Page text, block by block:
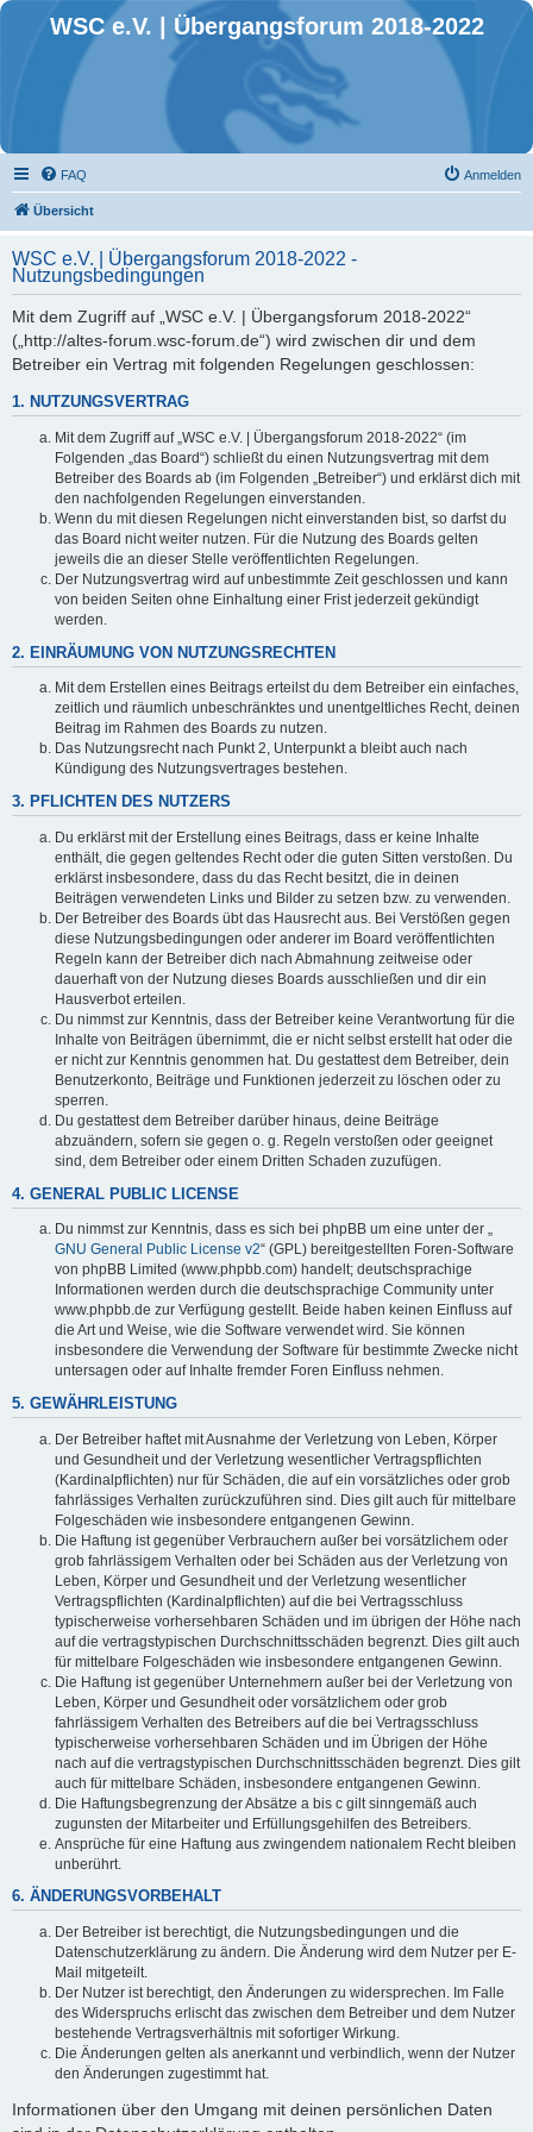
WSC e.V. | Übergangsforum 2018-2022
FAQ Anmelden
Übersicht
WSC e.V. | Übergangsforum 2018-2022 -
Nutzungsbedingungen
Mit dem Zugriff auf „WSC e.V. | Übergangsforum 2018-2022“
(„http://altes-forum.wsc-forum.de“) wird zwischen dir und dem
Betreiber ein Vertrag mit folgenden Regelungen geschlossen:
1. NUTZUNGSVERTRAG
Mit dem Zugriff auf „WSC e.V. | Übergangsforum 2018-2022“ (im
Folgenden „das Board“) schließt du einen Nutzungsvertrag mit dem
Betreiber des Boards ab (im Folgenden „Betreiber“) und erklärst dich mit
den nachfolgenden Regelungen einverstanden.
Wenn du mit diesen Regelungen nicht einverstanden bist, so darfst du
das Board nicht weiter nutzen. Für die Nutzung des Boards gelten
jeweils die an dieser Stelle veröffentlichten Regelungen.
Der Nutzungsvertrag wird auf unbestimmte Zeit geschlossen und kann
von beiden Seiten ohne Einhaltung einer Frist jederzeit gekündigt
werden.
2. EINRÄUMUNG VON NUTZUNGSRECHTEN
Mit dem Erstellen eines Beitrags erteilst du dem Betreiber ein einfaches,
zeitlich und räumlich unbeschränktes und unentgeltliches Recht, deinen
Beitrag im Rahmen des Boards zu nutzen.
Das Nutzungsrecht nach Punkt 2, Unterpunkt a bleibt auch nach
Kündigung des Nutzungsvertrages bestehen.
3. PFLICHTEN DES NUTZERS
Du erklärst mit der Erstellung eines Beitrags, dass er keine Inhalte
enthält, die gegen geltendes Recht oder die guten Sitten verstoßen. Du
erklärst insbesondere, dass du das Recht besitzt, die in deinen
Beiträgen verwendeten Links und Bilder zu setzen bzw. zu verwenden.
Der Betreiber des Boards übt das Hausrecht aus. Bei Verstößen gegen
diese Nutzungsbedingungen oder anderer im Board veröffentlichten
Regeln kann der Betreiber dich nach Abmahnung zeitweise oder
dauerhaft von der Nutzung dieses Boards ausschließen und dir ein
Hausverbot erteilen.
Du nimmst zur Kenntnis, dass der Betreiber keine Verantwortung für die
Inhalte von Beiträgen übernimmt, die er nicht selbst erstellt hat oder die
er nicht zur Kenntnis genommen hat. Du gestattest dem Betreiber, dein
Benutzerkonto, Beiträge und Funktionen jederzeit zu löschen oder zu
sperren.
Du gestattest dem Betreiber darüber hinaus, deine Beiträge
abzuändern, sofern sie gegen o. g. Regeln verstoßen oder geeignet
sind, dem Betreiber oder einem Dritten Schaden zuzufügen.
4. GENERAL PUBLIC LICENSE
Du nimmst zur Kenntnis, dass es sich bei phpBB um eine unter der „
GNU General Public License v2“ (GPL) bereitgestellten Foren-Software
von phpBB Limited (www.phpbb.com) handelt; deutschsprachige
Informationen werden durch die deutschsprachige Community unter
www.phpbb.de zur Verfügung gestellt. Beide haben keinen Einfluss auf
die Art und Weise, wie die Software verwendet wird. Sie können
insbesondere die Verwendung der Software für bestimmte Zwecke nicht
untersagen oder auf Inhalte fremder Foren Einfluss nehmen.
5. GEWÄHRLEISTUNG
Der Betreiber haftet mit Ausnahme der Verletzung von Leben, Körper
und Gesundheit und der Verletzung wesentlicher Vertragspflichten
(Kardinalpflichten) nur für Schäden, die auf ein vorsätzliches oder grob
fahrlässiges Verhalten zurückzuführen sind. Dies gilt auch für mittelbare
Folgeschäden wie insbesondere entgangenen Gewinn.
Die Haftung ist gegenüber Verbrauchern außer bei vorsätzlichem oder
grob fahrlässigem Verhalten oder bei Schäden aus der Verletzung von
Leben, Körper und Gesundheit und der Verletzung wesentlicher
Vertragspflichten (Kardinalpflichten) auf die bei Vertragsschluss
typischerweise vorhersehbaren Schäden und im übrigen der Höhe nach
auf die vertragstypischen Durchschnittsschäden begrenzt. Dies gilt auch
für mittelbare Folgeschäden wie insbesondere entgangenen Gewinn.
Die Haftung ist gegenüber Unternehmern außer bei der Verletzung von
Leben, Körper und Gesundheit oder vorsätzlichem oder grob
fahrlässigem Verhalten des Betreibers auf die bei Vertragsschluss
typischerweise vorhersehbaren Schäden und im Übrigen der Höhe
nach auf die vertragstypischen Durchschnittsschäden begrenzt. Dies gilt
auch für mittelbare Schäden, insbesondere entgangenen Gewinn.
Die Haftungsbegrenzung der Absätze a bis c gilt sinngemäß auch
zugunsten der Mitarbeiter und Erfüllungsgehilfen des Betreibers.
Ansprüche für eine Haftung aus zwingendem nationalem Recht bleiben
unberührt.
6. ÄNDERUNGSVORBEHALT
Der Betreiber ist berechtigt, die Nutzungsbedingungen und die
Datenschutzerklärung zu ändern. Die Änderung wird dem Nutzer per E-
Mail mitgeteilt.
Der Nutzer ist berechtigt, den Änderungen zu widersprechen. Im Falle
des Widerspruchs erlischt das zwischen dem Betreiber und dem Nutzer
bestehende Vertragsverhältnis mit sofortiger Wirkung.
Die Änderungen gelten als anerkannt und verbindlich, wenn der Nutzer
den Änderungen zugestimmt hat.
Informationen über den Umgang mit deinen persönlichen Daten